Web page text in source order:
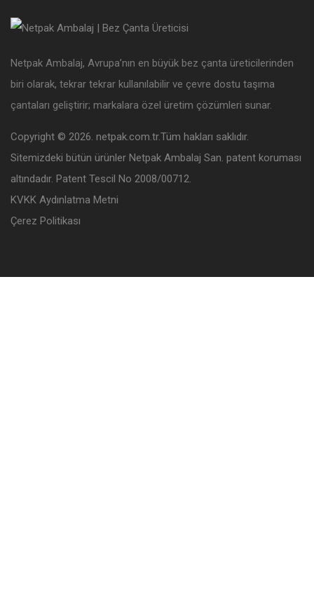
Netpak Ambalaj, Avrupa’nın en büyük bez çanta üreticilerinden
biri olarak, tekrar tekrar kullanılabilir ve çevre dostu taşıma
çantaları geliştirir; markalara özel üretim çözümleri sunar.
Copyright © 2026. netpak.com.tr.Tüm hakları saklıdır.
Sitemizdeki bütün ürünler Netpak Ambalaj San. patent koruması
altındadır. Patent Tescil No 2008/00712.
KVKK Aydınlatma Metni
Çerez Politikası